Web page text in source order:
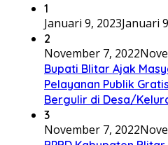
1
Januari 9, 2023Januari
2
November 7, 2022
Bupati Blitar Ajak
Pelayanan Publik
Bergulir di Desa/
3
November 7, 2022